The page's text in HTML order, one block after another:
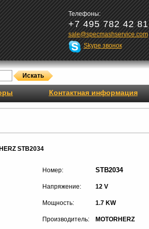
Телефоны:
+7 495 782 42 81
sale@specmashservice.com
Skype звонок
Контактная информация
STB2034
Номер: STB2034
Напряжение: 12 V
Мощность: 1.7 KW
Производитель: MOTORHERZ